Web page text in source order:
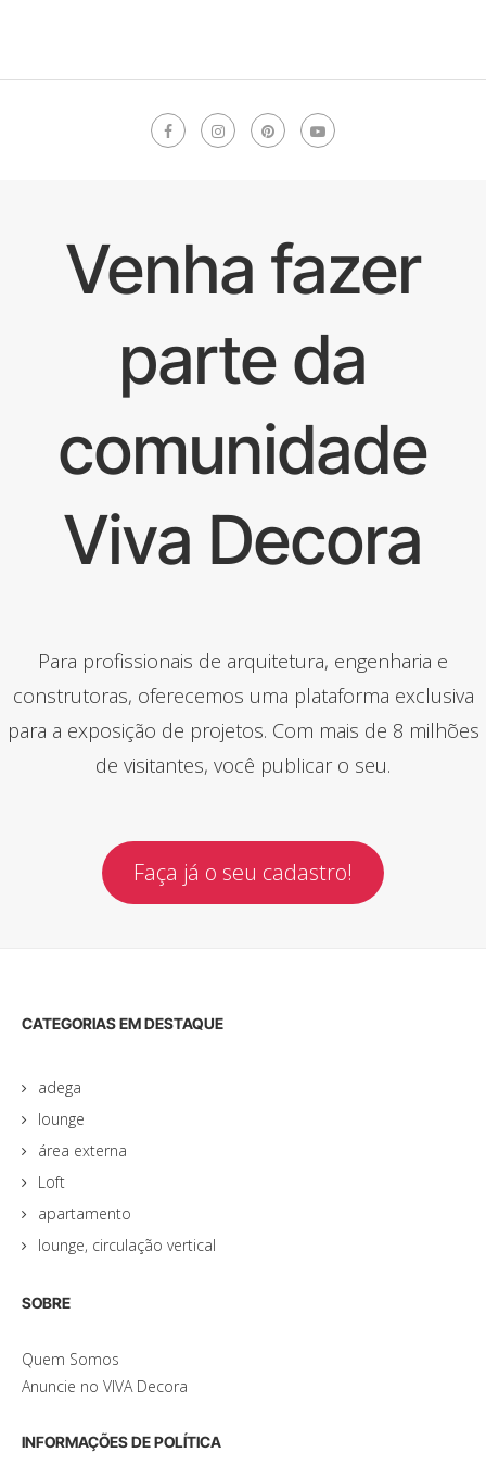
Venha fazer
parte da
comunidade
Viva Decora
Para profissionais de arquitetura, engenharia e
construtoras, oferecemos uma plataforma exclusiva
para a exposição de projetos. Com mais de 8 milhões
de visitantes, você publicar o seu.
Faça já o seu cadastro!
CATEGORIAS EM DESTAQUE
adega
lounge
área externa
Loft
apartamento
lounge, circulação vertical
SOBRE
Quem Somos
Anuncie no VIVA Decora
INFORMAÇÕES DE POLÍTICA